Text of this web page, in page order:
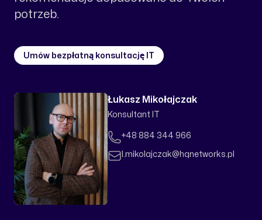
potrzeb.
Umów bezpłatną konsultację IT
Łukasz Mikołajczak
Konsultant IT
Telefon+48 884 344 966
Emaill.mikolajczak@hqnetworks.pl